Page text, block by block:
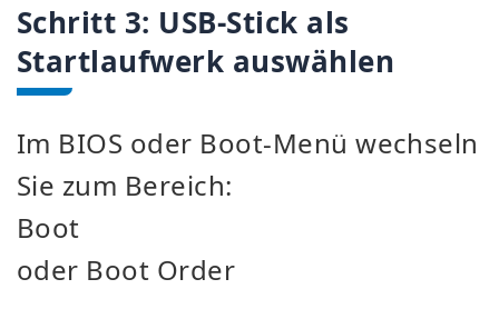
Schritt 3: USB-Stick als
Startlaufwerk auswählen
Im BIOS oder Boot-Menü wechseln
Sie zum Bereich:
Boot
oder Boot Order